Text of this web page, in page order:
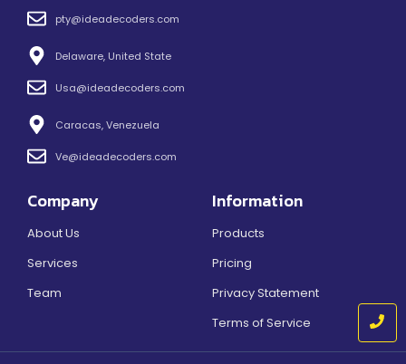
pty@ideadecoders.com
Delaware, United State
Usa@ideadecoders.com
Caracas, Venezuela
Ve@ideadecoders.com
Company
About Us
Services
Team
Information
Products
Pricing
Privacy Statement
Terms of Service